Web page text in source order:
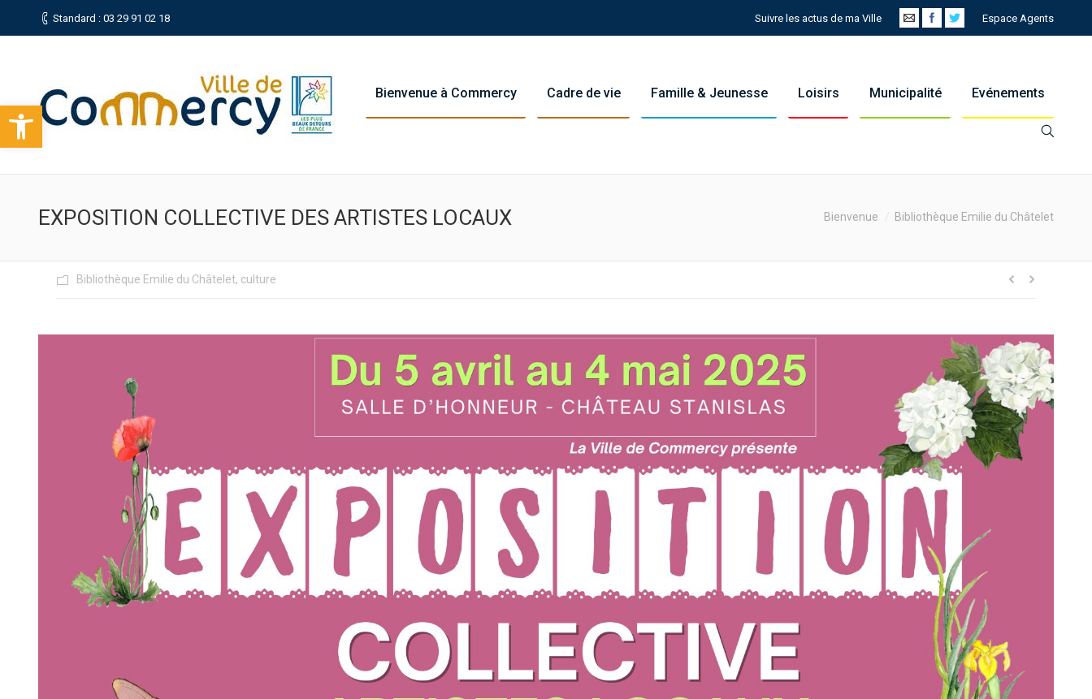
Ouvrir la barre d’outils
Standard : 03 29 91 02 18 Suivre les actus de ma Ville Espace Agents
Bienvenue à Commercy Cadre de vie Famille & Jeunesse Loisirs Municipalité Evénements
EXPOSITION COLLECTIVE DES ARTISTES LOCAUX Bienvenue Bibliothèque Emilie du Châtelet
Bibliothèque Emilie du Châtelet, culture